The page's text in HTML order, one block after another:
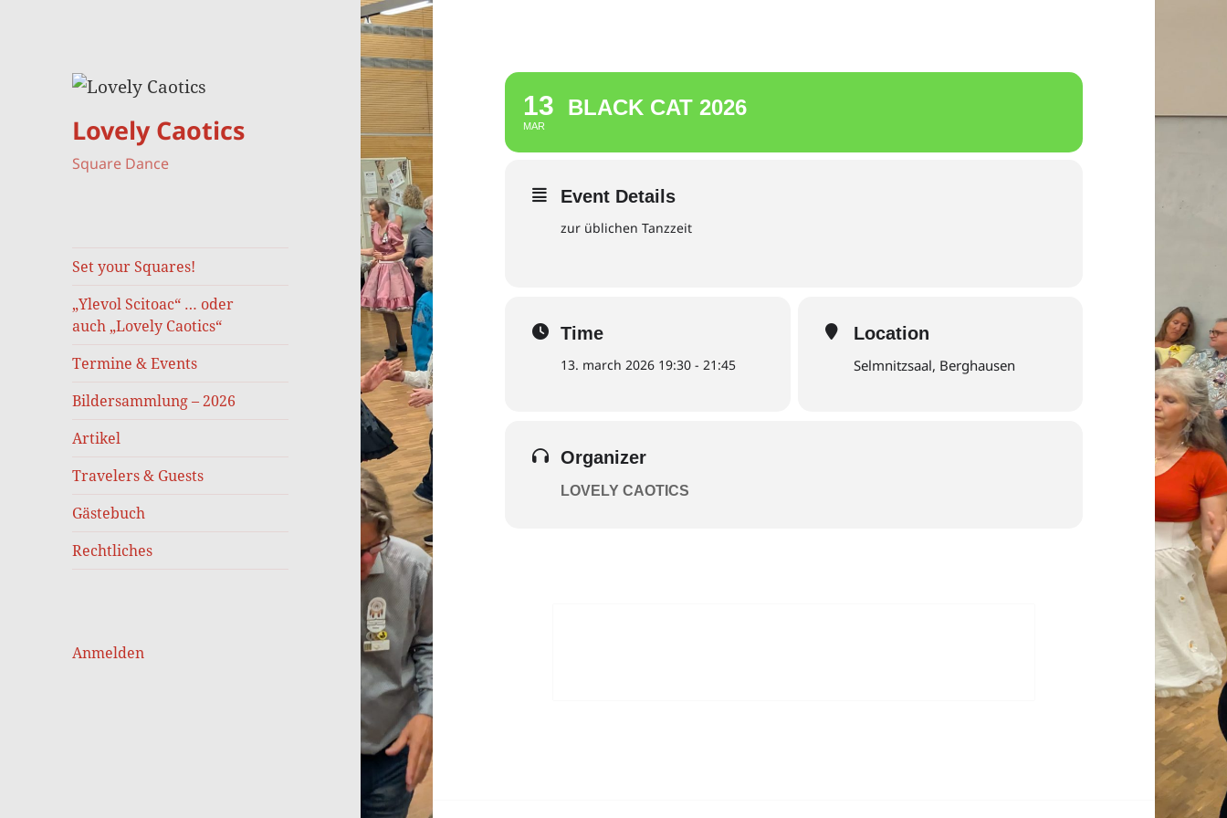
Lovely Caotics
Square Dance
Set your Squares!
„Ylevol Scitoac“ … oder
auch „Lovely Caotics“
Termine & Events
Bildersammlung – 2026
Artikel
Travelers & Guests
Gästebuch
Rechtliches
Anmelden
13
MAR
BLACK CAT 2026
Event Details
zur üblichen Tanzzeit
Time
13. march 2026 19:30 - 21:45
Location
Selmnitzsaal, Berghausen
Organizer
LOVELY CAOTICS